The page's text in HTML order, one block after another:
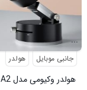
...
جانبی موبایل هولدر
هولدر وکیومی مدل A2